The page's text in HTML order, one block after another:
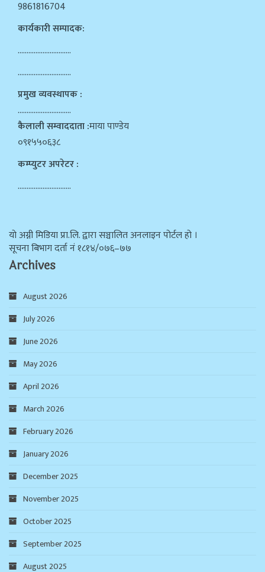
9861816704
कार्यकारी सम्पादक:
…………………………
…………………………
प्रमुख व्यवस्थापक :
…………………………
कैलाली सम्वाददाता :माया पाण्डेय
०९१५५०६३८
कम्प्युटर अपरेटर :
…………………………
याे अग्नी मिडिया प्रा.लि. द्वारा सञ्चालित अनलाइन पोर्टल हो ।
सूचना बिभाग दर्ता न‌ं १८१४/०७६–७७
Archives
August 2026
July 2026
June 2026
May 2026
April 2026
March 2026
February 2026
January 2026
December 2025
November 2025
October 2025
September 2025
August 2025